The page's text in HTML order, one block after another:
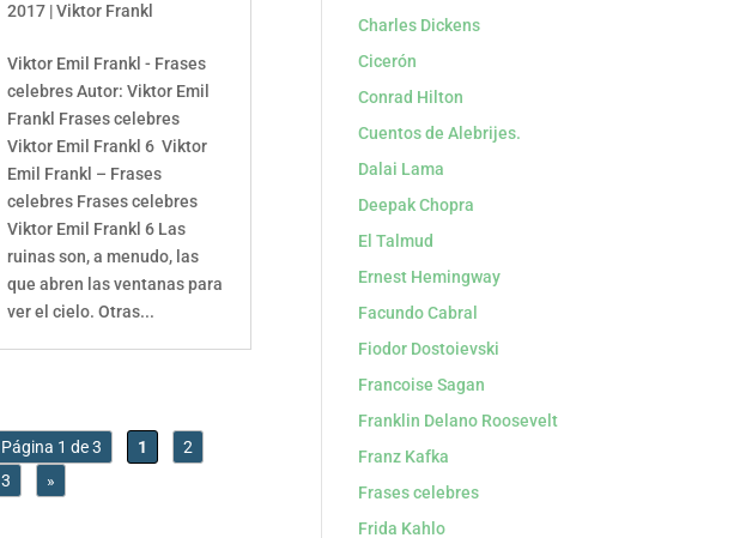
2017 |Viktor Frankl
Viktor Emil Frankl - Frases
celebres Autor: Viktor Emil
Frankl Frases celebres
Viktor Emil Frankl 6 Viktor
Emil Frankl – Frases
celebres Frases celebres
Viktor Emil Frankl 6 Las
ruinas son, a menudo, las
que abren las ventanas para
ver el cielo. Otras...
Página 1 de 3 1
2
3
»
Charles Dickens
Cicerón
Conrad Hilton
Cuentos de Alebrijes.
Dalai Lama
Deepak Chopra
El Talmud
Ernest Hemingway
Facundo Cabral
Fiodor Dostoievski
Francoise Sagan
Franklin Delano Roosevelt
Franz Kafka
Frases celebres
Frida Kahlo